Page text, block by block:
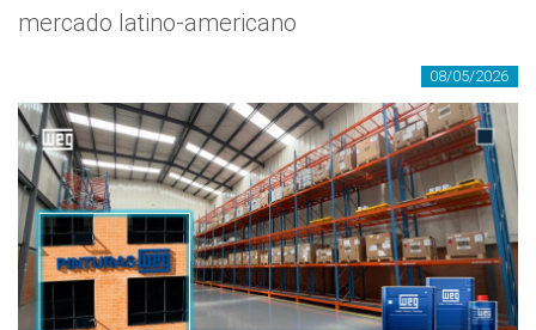
mercado latino-americano
08/05/2026